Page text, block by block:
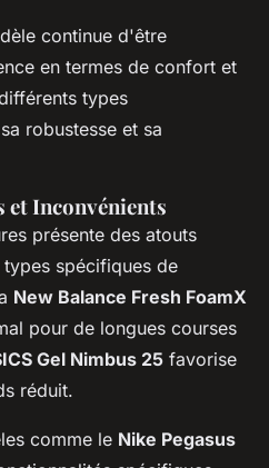
continue d'être
en termes de confort et
types
robustesse et sa
et Inconvénients
présente des atouts
spécifiques de
New Balance Fresh FoamX
pour de longues courses
Gel Nimbus 25 favorise
réduit.
comme le Nike Pegasus